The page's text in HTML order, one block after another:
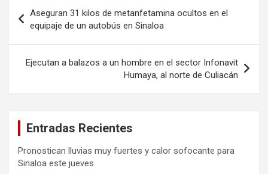
de
entradas
Aseguran 31 kilos de metanfetamina ocultos en el
equipaje de un autobús en Sinaloa
Ejecutan a balazos a un hombre en el sector Infonavit
Humaya, al norte de Culiacán
Entradas Recientes
Pronostican lluvias muy fuertes y calor sofocante para
Sinaloa este jueves